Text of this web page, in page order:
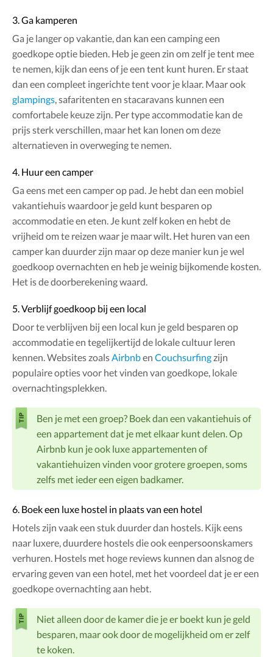
3. Ga kamperen
Ga je langer op vakantie, dan kan een camping een
goedkope optie bieden. Heb je geen zin om zelf je tent mee
te nemen, kijk dan eens of je een tent kunt huren. Er staat
dan een compleet ingerichte tent voor je klaar. Maar ook
glampings, safaritenten en stacaravans kunnen een
comfortabele keuze zijn. Per type accommodatie kan de
prijs sterk verschillen, maar het kan lonen om deze
alternatieven in overweging te nemen.
4. Huur een camper
Ga eens met een camper op pad. Je hebt dan een mobiel
vakantiehuis waardoor je geld kunt besparen op
accommodatie en eten. Je kunt zelf koken en hebt de
vrijheid om te reizen waar je maar wilt. Het huren van een
camper kan duurder zijn maar op deze manier kun je wel
goedkoop overnachten en heb je weinig bijkomende kosten.
Het is de doorberekening waard.
5. Verblijf goedkoop bij een local
Door te verblijven bij een local kun je geld besparen op
accommodatie en tegelijkertijd de lokale cultuur leren
kennen. Websites zoalsAirbnben Couchsurfingzijn
populaire opties voor het vinden van goedkope, lokale
overnachtingsplekken.
Ben je met een groep? Boek dan een vakantiehuis of
een appartement dat je met elkaar kunt delen. Op
Airbnb kun je ook luxe appartementen of
vakantiehuizen vinden voor grotere groepen, soms
zelfs met ieder een eigen badkamer.
6. Boek een luxe hostel in plaats van een hotel
Hotels zijn vaak een stuk duurder dan hostels. Kijk eens
naar luxere, duurdere hostels die ook eenpersoonskamers
verhuren. Hostels met hoge reviews kunnen dan alsnog de
ervaring geven van een hotel, met het voordeel dat je er een
goedkope overnachting aan hebt.
Niet alleen door de kamer die je er boekt kun je geld
besparen, maar ook door de mogelijkheid om er zelf
te koken.